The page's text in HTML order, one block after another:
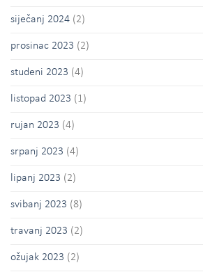
siječanj 2024 (2)
prosinac 2023 (2)
studeni 2023 (4)
listopad 2023 (1)
rujan 2023 (4)
srpanj 2023 (4)
lipanj 2023 (2)
svibanj 2023 (8)
travanj 2023 (2)
ožujak 2023 (2)